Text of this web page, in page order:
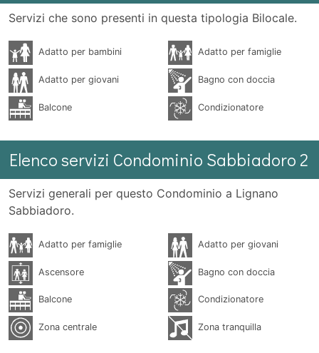
Servizi che sono presenti in questa tipologia Bilocale.
Adatto per bambini Adatto per famiglie
Adatto per giovani Bagno con doccia
Balcone Condizionatore
Elenco servizi Condominio Sabbiadoro 2
Servizi generali per questo Condominio a Lignano
Sabbiadoro.
Adatto per famiglie Adatto per giovani
Ascensore Bagno con doccia
Balcone Condizionatore
Zona centrale Zona tranquilla